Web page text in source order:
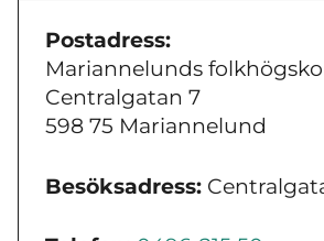
Postadress:
Mariannelunds
Centralgatan 7
598 75 Mariannelund
Besöksadress: